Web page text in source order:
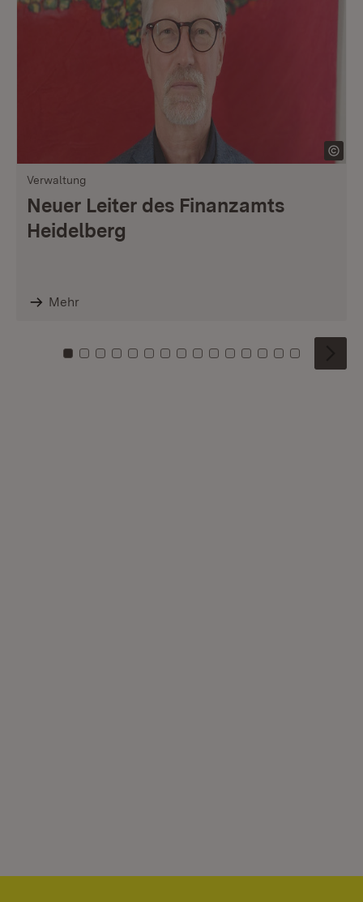
Verwaltung
Neuer Leiter des Finanzamts
Heidelberg
Mehr
Zu Kachel: 0
Zu Kachel: 1
Zu Kachel: 2
Zu Kachel: 3
Zu Kachel: 4
Zu Kachel: 5
Zu Kachel: 6
Zu Kachel: 7
Zu Kachel: 8
Zu Kachel: 9
Zu Kachel: 10
Zu Kachel: 11
Zu Kachel: 12
Zu Kachel:
Zu